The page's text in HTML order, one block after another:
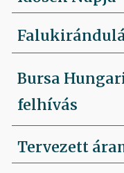
Bursa
felhívás
Tervezett